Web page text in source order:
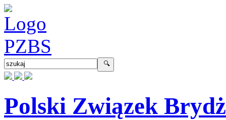
Polski Związek